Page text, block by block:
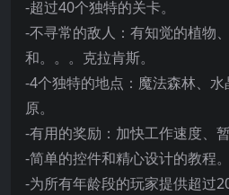
-超过40个独特的关卡。
-不寻常的敌人：有知觉的植物
和。。。克拉肯斯。
-4个独特的地点：魔法森林、
原。
-有用的奖励：加快工作速度、
-简单的控件和精心设计的教程。
-为所有年龄段的玩家提供超过